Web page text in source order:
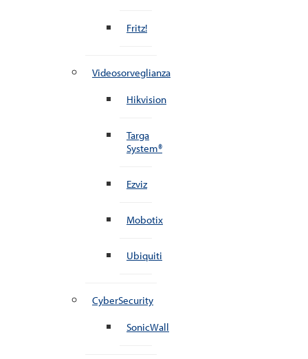
Fritz!
Videosorveglianza
Hikvision
Targa
System®
Ezviz
Mobotix
Ubiquiti
CyberSecurity
SonicWall